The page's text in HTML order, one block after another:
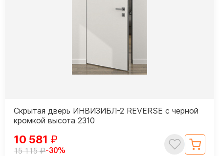
Скрытая дверь ИНВИЗИБЛ-2 REVERSE с черной
кромкой высота 2310
10 581 ₽
15 115₽-30%